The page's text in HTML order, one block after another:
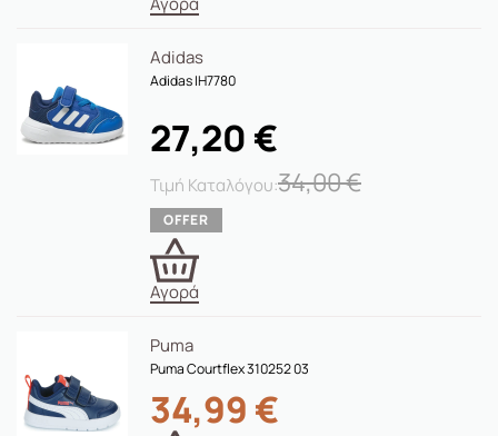
Adidas
Adidas IH7780
34,00€
27,20 €
Αγορά
Puma
Puma Courtflex 310252 03
34,99 €